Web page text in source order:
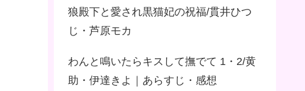
狼殿下と愛され黒猫妃の祝福/貫井ひつ
じ・芦原モカ
わんと鳴いたらキスして撫でて 1・2/黄
助・伊達きよ｜あらすじ・感想